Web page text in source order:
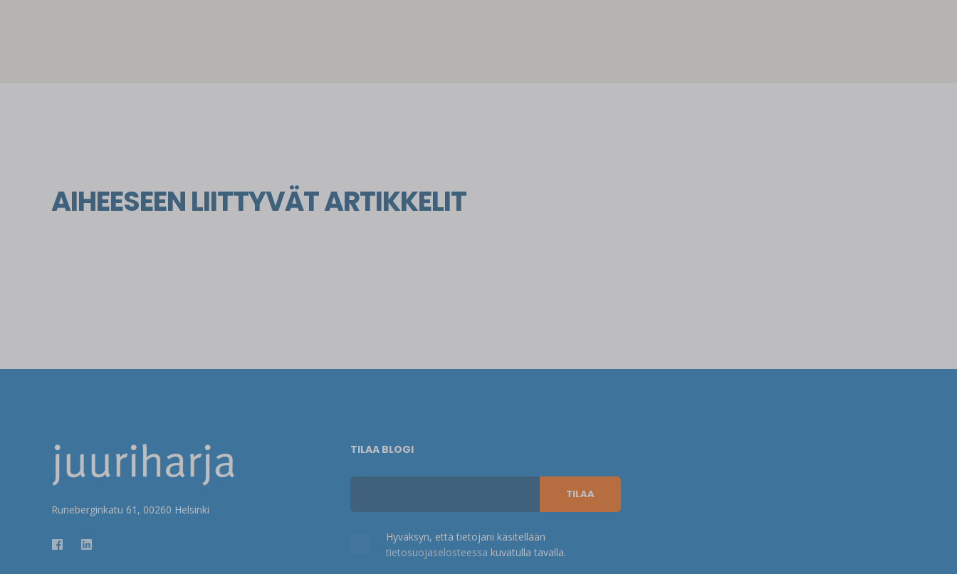
AIHEESEEN LIITTYVÄT ARTIKKELIT
Runeberginkatu 61, 00260 Helsinki
TILAA BLOGI
Hyväksyn, että tietojani käsitellään
tietosuojaselosteessa kuvatulla tavalla.